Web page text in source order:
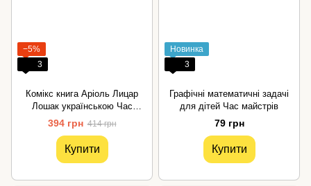
−5%
3
Комікс книга Аріоль Лицар
Лошак українською Час
майстрів
394 грн 414 грн
Купити
Новинка
3
Графічні математичні задачі
для дітей Час майстрів
79 грн
Купити